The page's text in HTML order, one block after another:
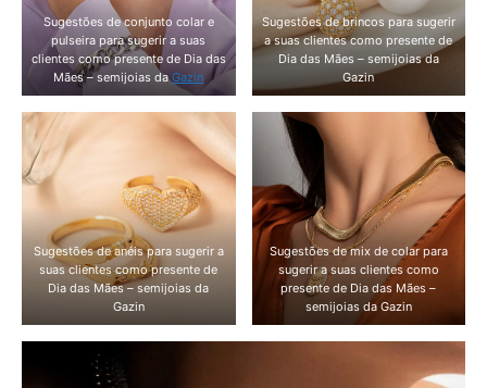
Sugestões de conjunto colar e
pulseira para sugerir a suas
clientes como presente de Dia das
Mães – semijoias daGazin
Sugestões de brincos para sugerir
a suas clientes como presente de
Dia das Mães – semijoias da
Gazin
Sugestões de anéis para sugerir a
suas clientes como presente de
Dia das Mães – semijoias da
Gazin
Sugestões de mix de colar para
sugerir a suas clientes como
presente de Dia das Mães –
semijoias da Gazin